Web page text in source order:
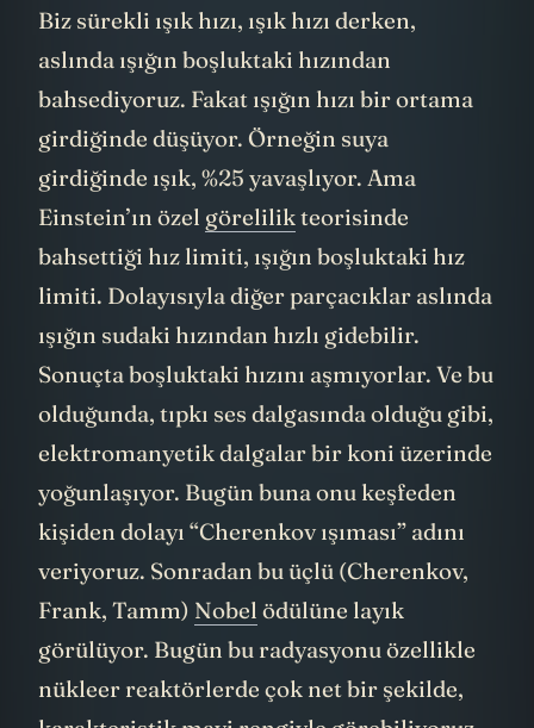
gözlediği bunun ses değil, ışık versiyonu.
Biz sürekli ışık hızı, ışık hızı derken,
aslında ışığın boşluktaki hızından
bahsediyoruz. Fakat ışığın hızı bir ortama
girdiğinde düşüyor. Örneğin suya
girdiğinde ışık, %25 yavaşlıyor. Ama
Einstein’ın özelgörelilikteorisinde
bahsettiği hız limiti, ışığın boşluktaki hız
limiti. Dolayısıyla diğer parçacıklar aslında
ışığın sudaki hızından hızlı gidebilir.
Sonuçta boşluktaki hızını aşmıyorlar. Ve bu
olduğunda, tıpkı ses dalgasında olduğu gibi,
elektromanyetik dalgalar bir koni üzerinde
yoğunlaşıyor. Bugün buna onu keşfeden
kişiden dolayı “Cherenkov ışıması” adını
veriyoruz. Sonradan bu üçlü (Cherenkov,
Frank, Tamm)Nobel ödülüne layık
görülüyor. Bugün bu radyasyonu özellikle